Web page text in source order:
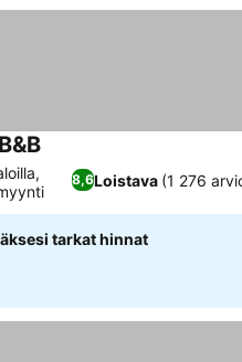
Katso hinnat
8,6Loistava (1 276
tarkat hinnat